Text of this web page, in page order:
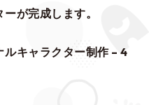
が完成します。
キャラクター制作 – 4